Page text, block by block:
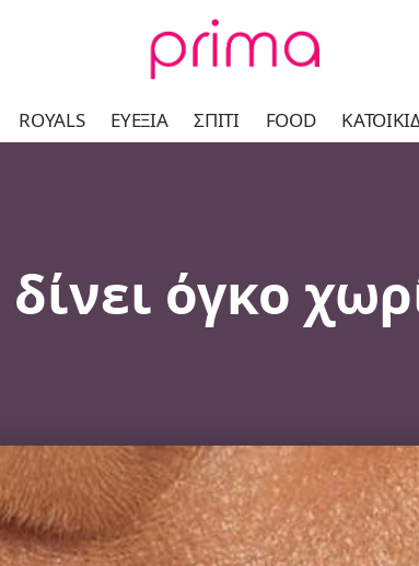
ROYALS ΕΥΕΞΊΑ ΣΠΊΤΙ FOOD
όγκο